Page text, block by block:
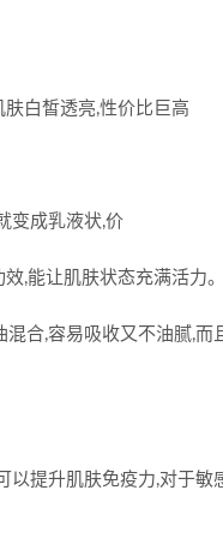
白皙透亮,性价比巨高
变成乳液状,价
,能让肌肤状态充满活力。
合,容易吸收又不油腻,而
提升肌肤免疫力,对于敏